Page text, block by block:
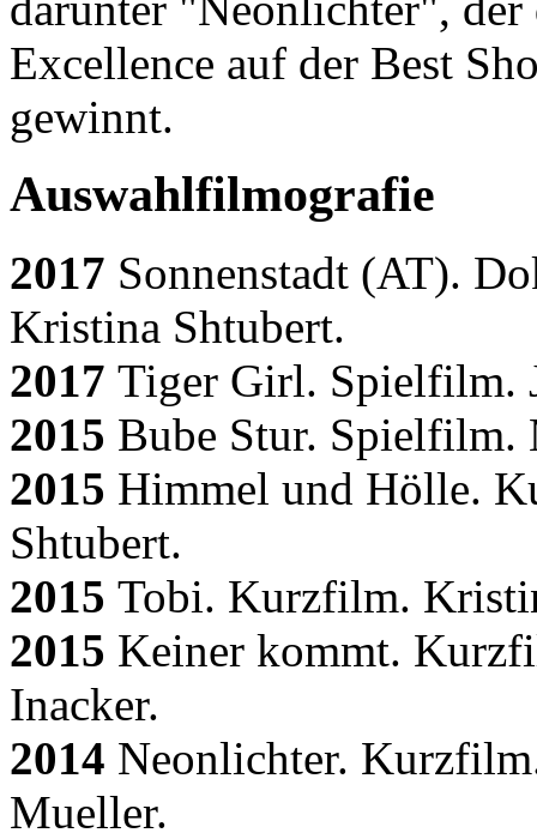
Excellence auf der Best
gewinnt.
Auswahlfilmografie
2017 Sonnenstadt (AT).
Kristina Shtubert.
2017 Tiger Girl. Spielfilm.
2015 Bube Stur. Spielfilm.
2015 Himmel und Hölle.
Shtubert.
2015 Tobi. Kurzfilm.
2015 Keiner kommt.
Inacker.
2014 Neonlichter.
Mueller.